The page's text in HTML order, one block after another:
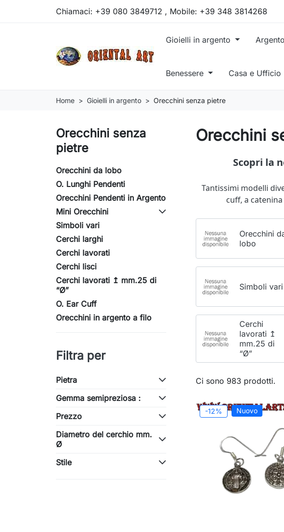
Chiamaci: +39 080 3849712 , Mobile: +39 348 3814268
Gioielli in argento
Benessere Casa e Ufficio
Home Gioielli in argento Orecchini senza pietre
Orecchini senza
pietre
Orecchini da lobo
O. Lunghi Pendenti
Orecchini Pendenti in Argento
Mini Orecchini
Simboli vari
Cerchi larghi
Cerchi lavorati
Cerchi lisci
Cerchi lavorati ↥ mm.25 di
“Ø”
O. Ear Cuff
Orecchini in argento a filo
Filtra per
Pietra
Gemma semipreziosa :
Prezzo
Diametro del cerchio mm.
Ø
Stile
Orecchini
Scopri la
Tantissimi modelli
cuff, a
Orecchini
lobo
Simboli vari
Cerchi
lavorati ↥
mm.25 di
“Ø”
Ci sono 983 prodotti.
-12% Nuovo